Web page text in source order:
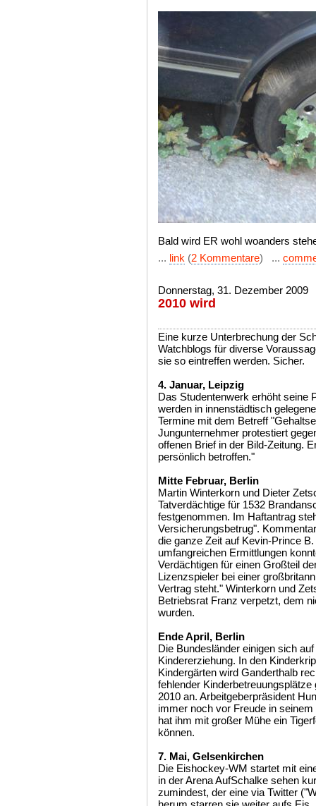
Bald wird ER wohl woanders
... link (2 Kommentare) ...
Donnerstag, 31. Dezember 2009
2010 wird
Eine kurze Unterbrechung der
Watchblogs für diverse
sie so eintreffen werden. Sicher.
4. Januar, Leipzig
Das Studentenwerk erhöht seine
werden in innenstädtisch
Termine mit dem Betreff
Jungunternehmer protestiert
offenen Brief in der Bild-Zeitung.
persönlich betroffen."
Mitte Februar, Berlin
Martin Winterkorn und Dieter
Tatverdächtige für 1532
festgenommen. Im Haftantrag
Versicherungsbetrug".
die ganze Zeit auf Kevin-Prince
umfangreichen Ermittlungen
Verdächtigen für einen Großteil
Lizenzspieler bei einer
Vertrag steht." Winterkorn und
Betriebsrat Franz verpetzt, dem
wurden.
Ende April, Berlin
Die Bundesländer einigen sich
Kindererziehung. In den
Kindergärten wird Ganderthalb
fehlender
2010 an. Arbeitgeberpräsident
immer noch vor Freude in
hat ihm mit großer Mühe ein
können.
7. Mai, Gelsenkirchen
Die Eishockey-WM startet mit
in der Arena AufSchalke sehen
zumindest, der eine via Twitter